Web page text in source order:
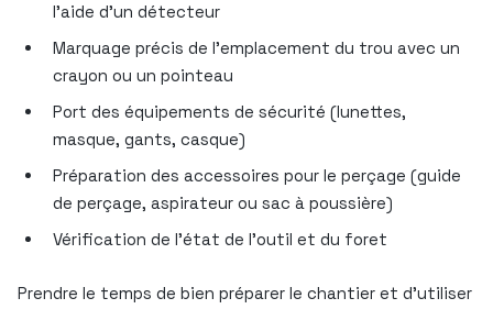
l’aide d’un détecteur
Marquage précis de l’emplacement du trou avec un
crayon ou un pointeau
Port des équipements de sécurité (lunettes,
masque, gants, casque)
Préparation des accessoires pour le perçage (guide
de perçage, aspirateur ou sac à poussière)
Vérification de l’état de l’outil et du foret
Prendre le temps de bien préparer le chantier et d’utiliser